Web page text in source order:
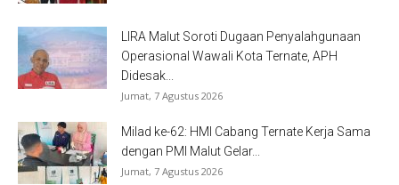
LIRA Malut Soroti Dugaan Penyalahgunaan
Operasional Wawali Kota Ternate, APH
Didesak...
Jumat, 7 Agustus 2026
Milad ke-62: HMI Cabang Ternate Kerja Sama
dengan PMI Malut Gelar...
Jumat, 7 Agustus 2026